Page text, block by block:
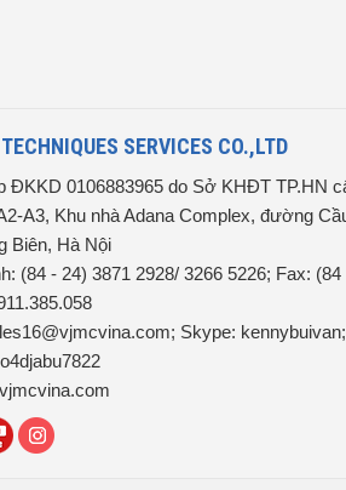
SERVICES CO.,LTD
ĐKKD 0106883965 do Sở KHĐT TP.HN
A3, Khu nhà Adana Complex, đường
Biên, Hà Nội
(84 - 24) 3871 2928/ 3266 5226; Fax:
Skype: